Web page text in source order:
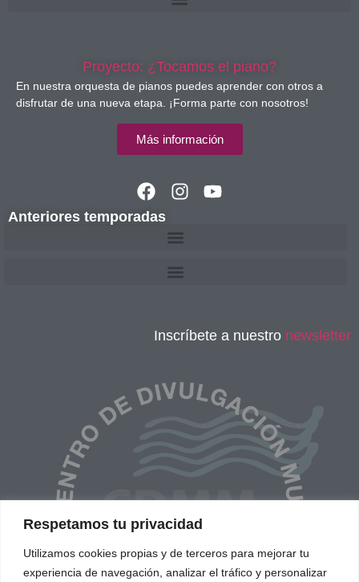
Respetamos tu privacidad
Utilizamos cookies propias y de terceros para mejorar tu
experiencia de navegación, analizar el tráfico y personalizar
Proyecto: ¿Tocamos el piano?
En nuestra orquesta de pianos puedes aprender con otros a
disfrutar de una nueva etapa. ¡Forma parte con nosotros!
Más información
Anteriores temporadas
Inscríbete a nuestro newsletter